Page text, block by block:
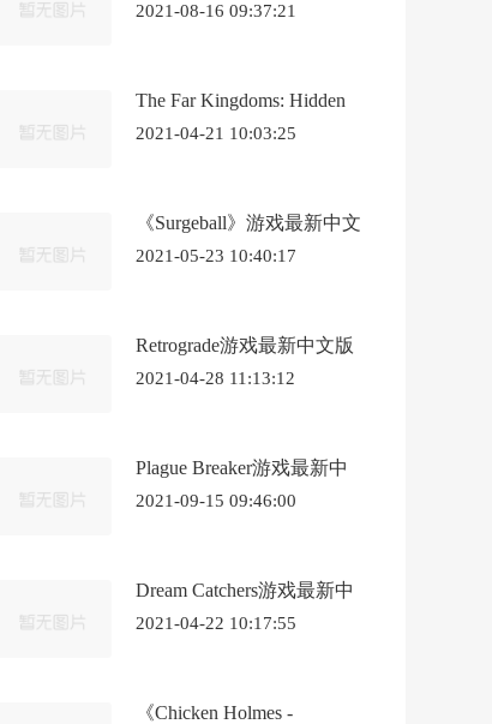
2021-08-16 09:37:21
The Far Kingdoms: Hidden
远的王国：隐藏的魔法》
2021-04-21 10:03:25
《Surgeball》游戏最新中文
2021-05-23 10:40:17
Retrograde游戏最新中文版
2021-04-28 11:13:12
Plague Breaker游戏最新中
2021-09-15 09:46:00
Dream Catchers游戏最新中
2021-04-22 10:17:55
《Chicken Holmes -